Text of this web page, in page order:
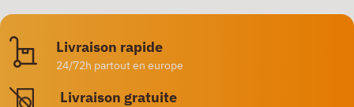
Livraison rapide
24/72h partout en europe
Livraison gratuite